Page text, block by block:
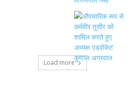
Load more